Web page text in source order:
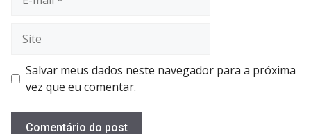
mail
Salvar meus dados neste navegador para a próxima
vez que eu comentar.